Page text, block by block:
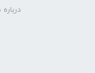
درباره